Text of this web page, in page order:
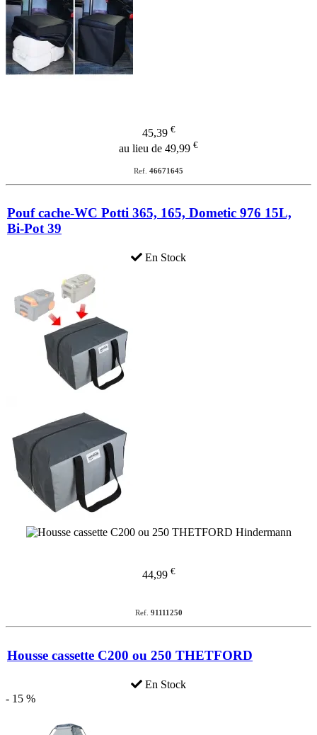
45,39 €
au lieu de 49,99 €
Ref. 46671645
Pouf cache-WC Potti 365, 165, Dometic 976 15L,
Bi-Pot 39
En Stock
44,99 €
Ref. 91111250
Housse cassette C200 ou 250 THETFORD
En Stock
- 15 %